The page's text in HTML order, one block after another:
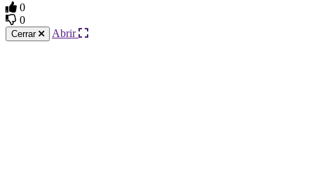
0
0
Cerrar Abrir